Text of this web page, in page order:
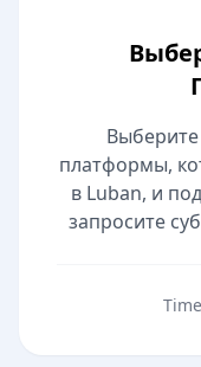
платформы,
в Luban, и
запросите